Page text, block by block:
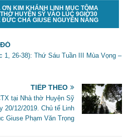
KIM KHÁNH LINH MỤC TÔMA
HUYỆN SỸ VÀO LÚC 9GIỜ30
CHA GIUSE NGUYỄN NĂNG
1, 26-38): Thứ Sáu Tuần III Mùa Vọng –
TIẾP THEO
tại Nhà thờ Huyện Sỹ
20/12/2019. Chủ tế Linh
Giuse Phạm Văn Trọng